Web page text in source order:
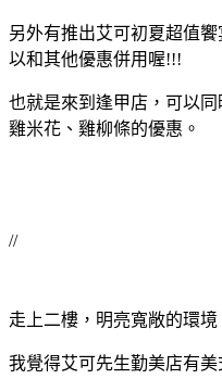
另外有推出艾可初夏超值
以和其他優惠併用喔!!!
也就是來到逢甲店，可以
雞米花、雞柳條的優惠。
//
走上二樓，明亮寬敞的環境
我覺得艾可先生勤美店有美